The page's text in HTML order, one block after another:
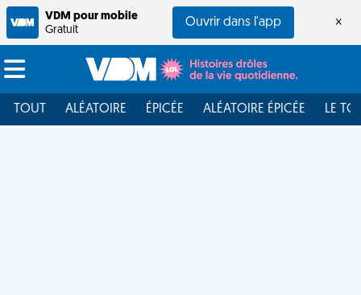
VDM pour mobile
Gratuit
Ouvrir dans l'app ×
TOUT ALÉATOIRE ÉPICÉE ALÉATOIRE ÉPICÉE LE